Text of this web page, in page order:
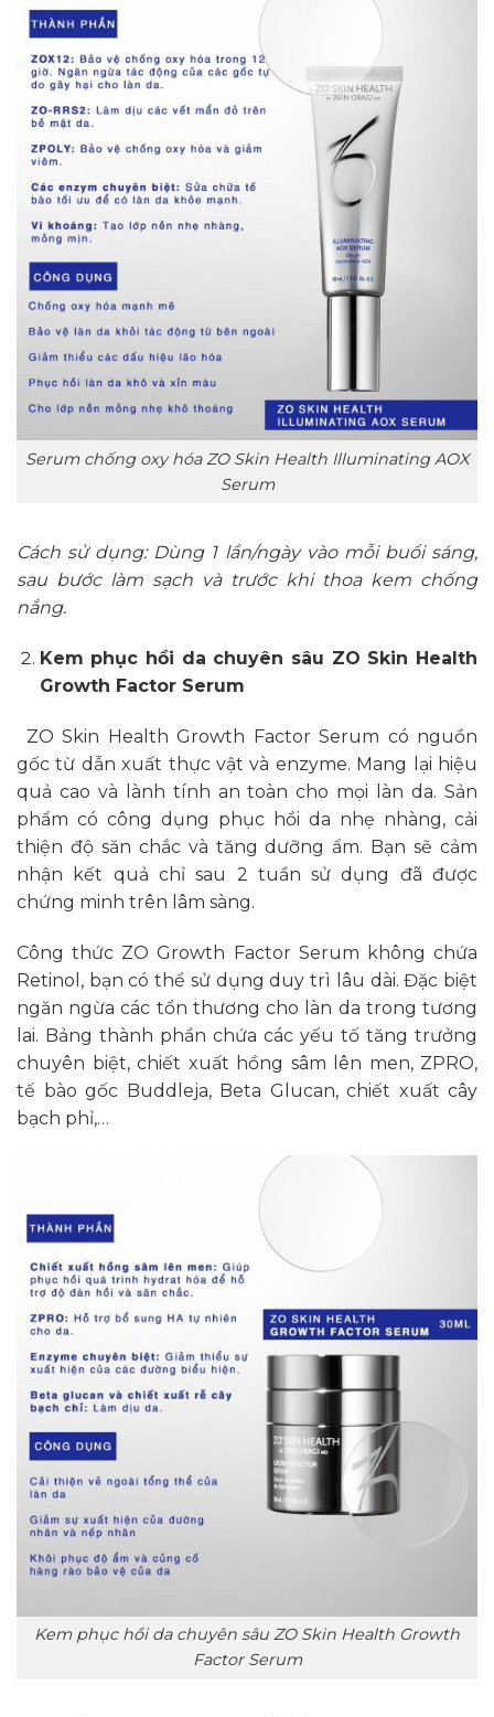
Serum chống oxy hóa ZO Skin Health Illuminating AOX
Serum
Cách sử dụng: Dùng 1 lần/ngày vào mỗi buổi sáng,
sau bước làm sạch và trước khi thoa kem chống
nắng.
Kem phục hồi da chuyên sâu ZO Skin Health
Growth Factor Serum
ZO Skin Health Growth Factor Serum có nguồn
gốc từ dẫn xuất thực vật và enzyme. Mang lại hiệu
quả cao và lành tính an toàn cho mọi làn da. Sản
phẩm có công dụng phục hồi da nhẹ nhàng, cải
thiện độ săn chắc và tăng dưỡng ẩm. Bạn sẽ cảm
nhận kết quả chỉ sau 2 tuần sử dụng đã được
chứng minh trên lâm sàng.
Công thức ZO Growth Factor Serum không chứa
Retinol, bạn có thể sử dụng duy trì lâu dài. Đặc biệt
ngăn ngừa các tổn thương cho làn da trong tương
lai. Bảng thành phần chứa các yếu tố tăng trưởng
chuyên biệt, chiết xuất hồng sâm lên men, ZPRO,
tế bào gốc Buddleja, Beta Glucan, chiết xuất cây
bạch phỉ,…
Kem phục hồi da chuyên sâu ZO Skin Health Growth
Factor Serum